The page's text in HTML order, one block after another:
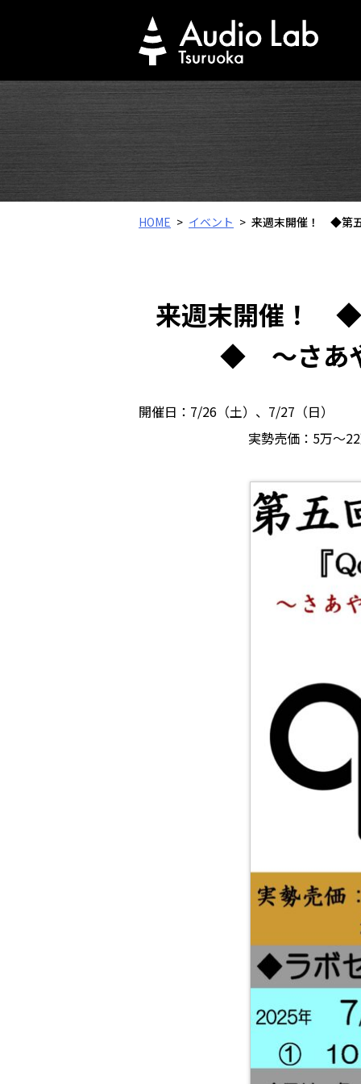
HOME イベント 来週末開催！ ◆第
来週末開催！ ◆
◆ ～さあや
開催日：7/26（土）、7/27（日）
実勢売価：5万～